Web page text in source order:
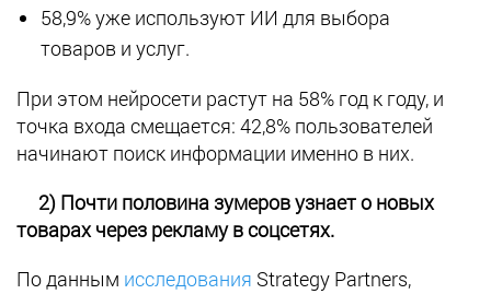
58,9% уже используют ИИ для выбора
товаров и услуг.
При этом нейросети растут на 58% год к году, и
точка входа смещается: 42,8% пользователей
начинают поиск информации именно в них.
2) Почти половина зумеров узнает о новых
товарах через рекламу в соцсетях.
По данным исследования Strategy Partners,